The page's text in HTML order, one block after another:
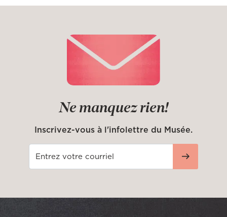
Ne manquez rien!
Inscrivez-vous à l'infolettre du Musée.